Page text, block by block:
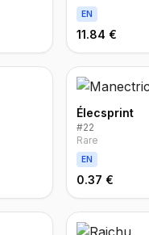
EN
11.84 €
Élecsprint
#22
Rare
EN
0.37 €